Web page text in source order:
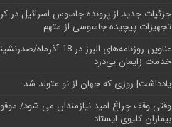
جزئیات جدید از پرونده جاسوس اسرائیل
تجهیزات پیچیده جاسوسی از متهم
عناوین روزنامه‌های البرز در ‌18
خدمات زایمان بی‌درد
یادداشت| روزی که جهان از نو متولد شد
وقتی وقف چراغ امید نیازمندان می شود/
بیماران کلیوی ایستاد